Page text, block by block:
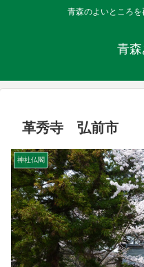
青森のよいところ
青
革秀寺 弘前市
神社仏閣